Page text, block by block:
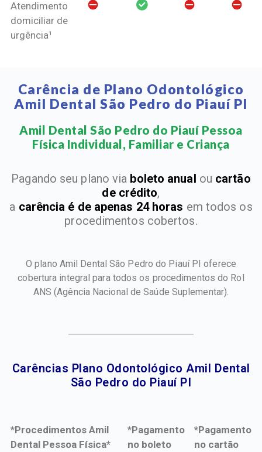
Atendimento
domiciliar de
urgência¹
Carência de Plano Odontológico
Amil Dental São Pedro do Piauí PI
Amil Dental São Pedro do Piauí Pessoa
Física Individual, Familiar e Criança​
Pagando seu plano via boleto anual ou cartão
de crédito,
a carência é de apenas 24 horas em todos os
procedimentos cobertos.
O plano Amil Dental São Pedro do Piauí PI oferece
cobertura integral para todos os procedimentos do Rol
ANS(Agência Nacional de Saúde Suplementar).
Carências Plano Odontológico Amil Dental
São Pedro do Piauí PI​
*Procedimentos Amil
Dental Pessoa Física*
*Pagamento
no boleto
*Pagamento
no cartão